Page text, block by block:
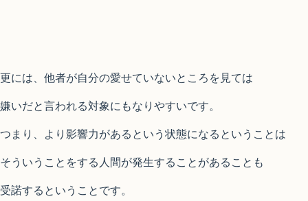
更には、他者が自分の愛せていないところを見ては
嫌いだと言われる対象にもなりやすいです。
つまり、より影響力があるという状態になるということは
そういうことをする人間が発生することがあることも
受諾するということです。